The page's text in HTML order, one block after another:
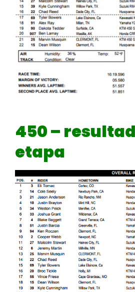
450 –
etapa